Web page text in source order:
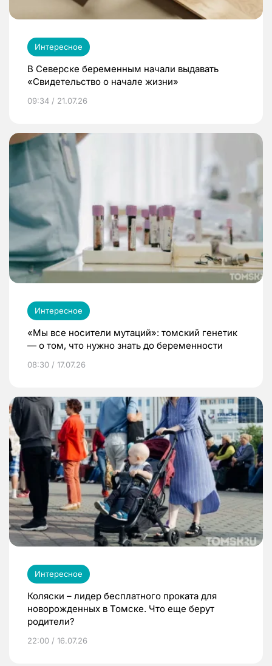
Интересное
В Северске беременным начали выдавать
«Свидетельство о начале жизни»
09:34 / 21.07.26
Интересное
«Мы все носители мутаций»: томский генетик
— о том, что нужно знать до беременности
08:30 / 17.07.26
Интересное
Коляски – лидер бесплатного проката для
новорожденных в Томске. Что еще берут
родители?
22:00 / 16.07.26